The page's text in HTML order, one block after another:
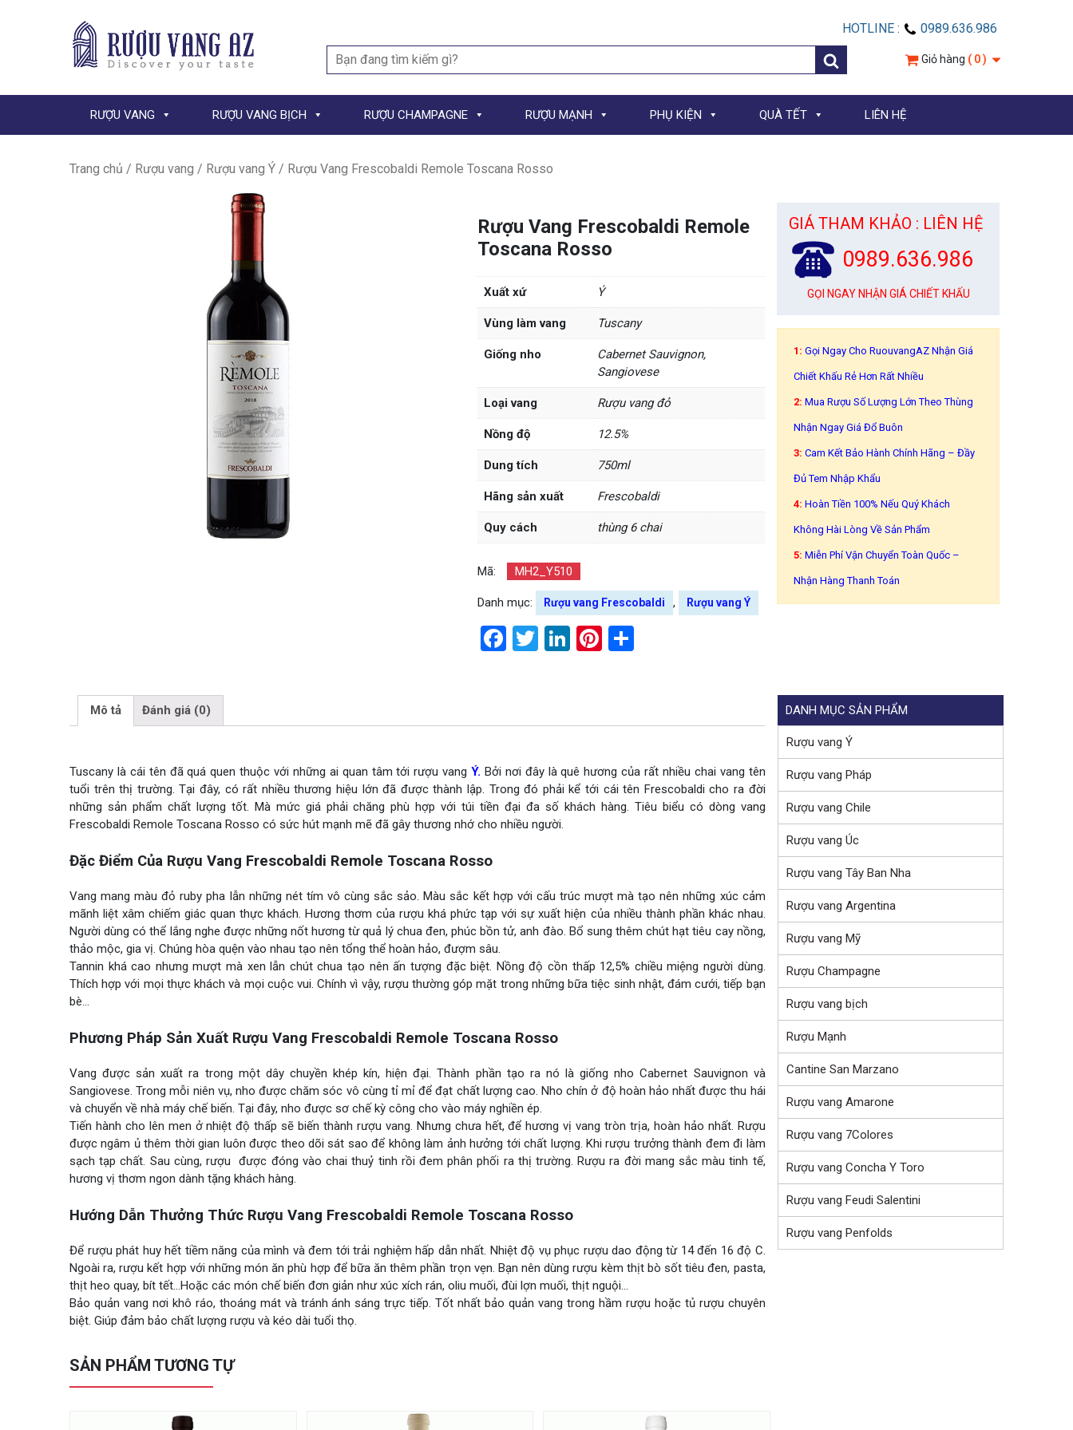
HOTLINE :
0989.636.986
Search
for:
Giỏ hàng ( 0 )
RƯỢU VANG RƯỢU VANG BỊCH RƯỢU CHAMPAGNE RƯỢU MẠNH PHỤ KIỆN QUÀ TẾT LIÊN HỆ
Trang chủ / Rượu vang / Rượu vang Ý / Rượu Vang Frescobaldi Remole Toscana Rosso
Rượu Vang Frescobaldi Remole
Toscana Rosso
Xuất xứ Ý
Vùng làm vang Tuscany
Giống nho
Cabernet Sauvignon,
Sangiovese
Loại vang Rượu vang đỏ
Nồng độ 12.5%
Dung tích 750ml
Hãng sản xuất Frescobaldi
Quy cách thùng 6 chai
Mã: MH2_Y510
Danh mục: Rượu vang Frescobaldi , Rượu vang Ý
Facebook
Twitter
LinkedIn
Pinterest
GIÁ THAM KHẢO : LIÊN HỆ
0989.636.986
GỌI NGAY NHẬN GIÁ CHIẾT KHẤU
1:Gọi Ngay Cho RuouvangAZ Nhận Giá
Chiết Khấu Rẻ Hơn Rất Nhiều
2:Mua Rượu Số Lượng Lớn Theo Thùng
Nhận Ngay Giá Đổ Buôn
3: Cam Kết Bảo Hành Chính Hãng – Đầy
Đủ Tem Nhập Khẩu
4:Hoàn Tiền 100% Nếu Quý Khách
Không Hài Lòng Về Sản Phẩm
5: Miễn Phí Vận Chuyển Toàn Quốc –
Nhận Hàng Thanh Toán
Mô tả Đánh giá (0)
Tuscany là cái tên đã quá quen thuộc với những ai quan tâm tới rượu vang Ý. Bởi nơi đây là quê hương của rất nhiều chai vang tên
tuổi trên thị trường. Tại đây, có rất nhiều thương hiệu lớn đã được thành lập. Trong đó phải kể tới cái tên Frescobaldi cho ra đời
những sản phẩm chất lượng tốt. Mà mức giá phải chăng phù hợp với túi tiền đại đa số khách hàng. Tiêu biểu có dòng vang
Frescobaldi Remole Toscana Rosso có sức hút mạnh mẽ đã gây thương nhớ cho nhiều người.
Đặc Điểm Của Rượu Vang Frescobaldi Remole Toscana Rosso
Vang mang màu đỏ ruby pha lẫn những nét tím vô cùng sắc sảo. Màu sắc kết hợp với cấu trúc mượt mà tạo nên những xúc cảm
mãnh liệt xâm chiếm giác quan thực khách. Hương thơm của rượu khá phức tạp với sự xuất hiện của nhiều thành phần khác nhau.
Người dùng có thể lắng nghe được những nốt hương từ quả lý chua đen, phúc bồn tử, anh đào. Bổ sung thêm chút hạt tiêu cay nồng,
thảo mộc, gia vị. Chúng hòa quện vào nhau tạo nên tổng thể hoàn hảo, đượm sâu.
Tannin khá cao nhưng mượt mà xen lẫn chút chua tạo nên ấn tượng đặc biệt. Nồng độ cồn thấp 12,5% chiều miệng người dùng.
Thích hợp với mọi thực khách và mọi cuộc vui. Chính vì vậy, rượu thường góp mặt trong những bữa tiệc sinh nhật, đám cưới, tiếp bạn
bè…
Phương Pháp Sản Xuất Rượu Vang Frescobaldi Remole Toscana Rosso
Vang được sản xuất ra trong một dây chuyền khép kín, hiện đại. Thành phần tạo ra nó là giống nho Cabernet Sauvignon và
Sangiovese. Trong mỗi niên vụ, nho được chăm sóc vô cùng tỉ mỉ để đạt chất lượng cao. Nho chín ở độ hoàn hảo nhất được thu hái
và chuyển về nhà máy chế biến. Tại đây, nho được sơ chế kỳ công cho vào máy nghiền ép.
Tiến hành cho lên men ở nhiệt độ thấp sẽ biến thành rượu vang. Nhưng chưa hết, để hương vị vang tròn trịa, hoàn hảo nhất. Rượu
được ngâm ủ thêm thời gian luôn được theo dõi sát sao để không làm ảnh hưởng tới chất lượng. Khi rượu trưởng thành đem đi làm
sạch tạp chất. Sau cùng, rượu được đóng vào chai thuỷ tinh rồi đem phân phối ra thị trường. Rượu ra đời mang sắc màu tinh tế,
hương vị thơm ngon dành tặng khách hàng.
Hướng Dẫn Thưởng Thức Rượu Vang Frescobaldi Remole Toscana Rosso
Để rượu phát huy hết tiềm năng của mình và đem tới trải nghiệm hấp dẫn nhất. Nhiệt độ vụ phục rượu dao động từ 14 đến 16 độ C.
Ngoài ra, rượu kết hợp với những món ăn phù hợp để bữa ăn thêm phần trọn vẹn. Bạn nên dùng rượu kèm thịt bò sốt tiêu đen, pasta,
thịt heo quay, bít tết…Hoặc các món chế biến đơn giản như xúc xích rán, oliu muối, đùi lợn muối, thịt nguội…
Bảo quản vang nơi khô ráo, thoáng mát và tránh ánh sáng trực tiếp. Tốt nhất bảo quản vang trong hầm rượu hoặc tủ rượu chuyên
biệt. Giúp đảm bảo chất lượng rượu và kéo dài tuổi thọ.
DANH MỤC SẢN PHẨM
Rượu vang Ý
Rượu vang Pháp
Rượu vang Chile
Rượu vang Úc
Rượu vang Tây Ban Nha
Rượu vang Argentina
Rượu vang Mỹ
Rượu Champagne
Rượu vang bịch
Rượu Mạnh
Cantine San Marzano
Rượu vang Amarone
Rượu vang 7Colores
Rượu vang Concha Y Toro
Rượu vang Feudi Salentini
Rượu vang Penfolds
SẢN PHẨM TƯƠNG TỰ